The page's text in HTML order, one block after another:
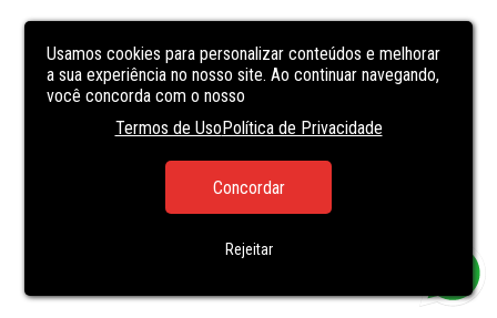
Usamos cookies para personalizar conteúdos e melhorar
a sua experiência no nosso site. Ao continuar navegando,
você concorda com o nosso
Termos de UsoPolítica de Privacidade
Concordar
Rejeitar